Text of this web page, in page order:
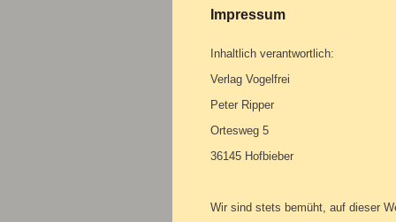
Impressum
Inhaltlich verantwortlich:
Verlag Vogelfrei
Peter Ripper
Ortesweg 5
36145 Hofbieber
Wir sind stets bemüht, auf dieser